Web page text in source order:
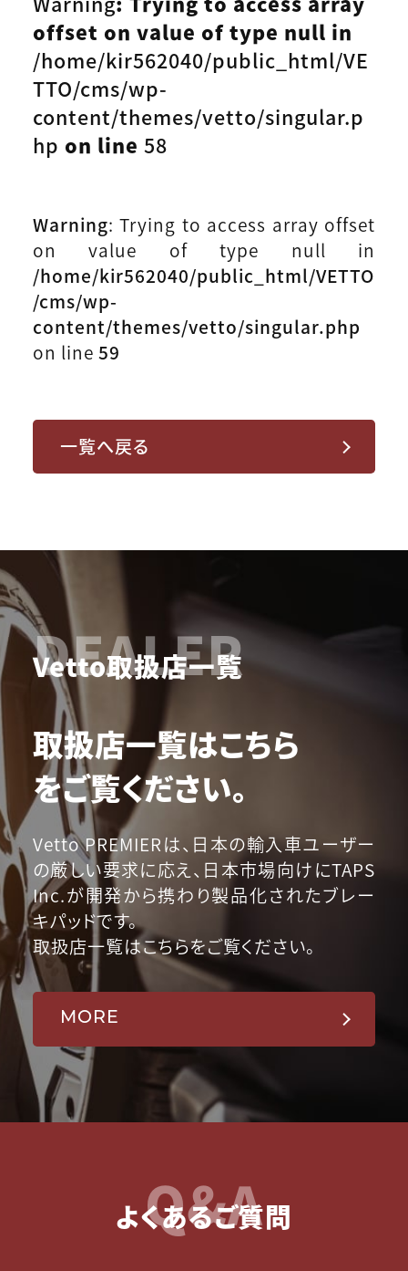
offset on value of type null in
/home/kir562040/public_html/VE
TTO/cms/wp-
content/themes/vetto/singular.p
hp on line 58
Warning: Trying to access array offset
on value of type null in
/home/kir562040/public_html/VETTO
/cms/wp-
content/themes/vetto/singular.php
on line 59
一覧へ戻る
DEALER
Vetto取扱店一覧
取扱店一覧はこちら
をご覧ください。
Vetto PREMIERは、日本の輸入車ユーザー
の厳しい要求に応え、日本市場向けにTAPS
Inc.が開発から携わり製品化されたブレー
キパッドです。
取扱店一覧はこちらをご覧ください。
MORE
Q&A
よくあるご質問